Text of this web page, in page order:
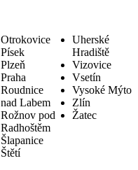
Otrokovice
Písek
Plzeň
Praha
Roudnice
nad Labem
Rožnov pod
Radhoštěm
Šlapanice
Štětí
Uherské
Hradiště
Vizovice
Vsetín
Vysoké Mýto
Zlín
Žatec